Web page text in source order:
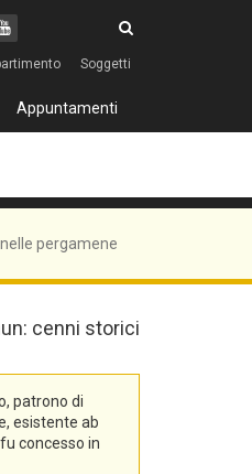
Soggetti
Appuntamenti
pergamene
cenni storici
patrono di
esistente ab
concesso in